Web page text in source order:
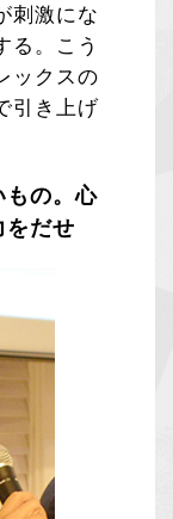
刺激にな
る。こう
ックスの
引き上げ
もの。心
をだせ